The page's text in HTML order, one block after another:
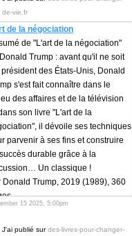
père, le docteur Najib Taleb,
comme oncologue et
Sa mère, Minerva
appartient à une illustre lignée
: son grand-père et son
grand-père maternels ont tous
été ministres au Liban. Du côté
son grand-père fut juge à la
constitutionnelle libanaise. Cette
prestigieuse place la
Taleb au centre de l'élite
et politique du pays.
l'histoire bascule brutalement en
La guerre civile libanaise éclate
familiale. Cette famille, qui
de-vie.fr
de la négociation
de "L'art de la négociation"
Trump : avant qu'il ne soit
des États-Unis, Donald
s'est fait connaître dans le
des affaires et de la télévision
son livre "L'art de la
il dévoile ses techniques
parvenir à ses fins et construire
durable grâce à la
Un classique !
Donald Trump, 2019 (1989), 360
original : The Art of the Deal,
15 2025, 5:00pm
J'ai publié surdes-livres-pour-changer-